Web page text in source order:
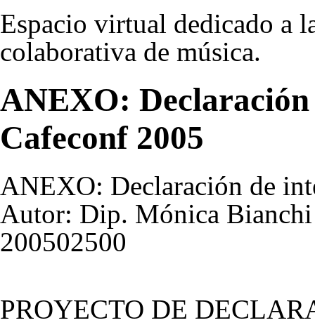
Espacio virtual dedicado a
colaborativa de música.
ANEXO:
Cafeconf 2005
ANEXO: Declaración de
Autor: Dip. Mónica Bianchi
200502500
PROYECTO DE